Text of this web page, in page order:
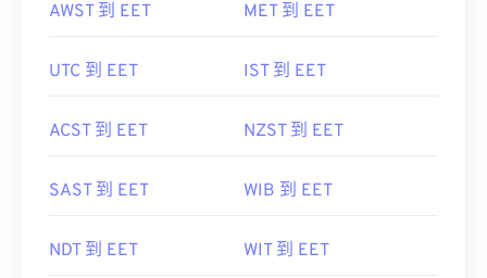
AWST 到 EET MET 到 EET
UTC 到 EET IST 到 EET
ACST 到 EET NZST 到 EET
SAST 到 EET WIB 到 EET
NDT 到 EET WIT 到 EET